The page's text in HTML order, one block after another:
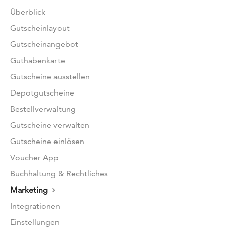
Überblick
Gutscheinlayout
Gutscheinangebot
Guthabenkarte
Gutscheine ausstellen
Depotgutscheine
Bestellverwaltung
Gutscheine verwalten
Gutscheine einlösen
Voucher App
Buchhaltung & Rechtliches
Marketing
Integrationen
Einstellungen